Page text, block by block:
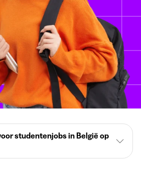
studentenjobs in België op